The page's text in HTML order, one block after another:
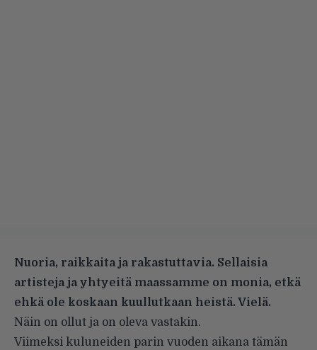
Nuoria, raikkaita ja rakastuttavia. Sellaisia
artisteja ja yhtyeitä maassamme on monia, etkä
ehkä ole koskaan kuullutkaan heistä. Vielä.
Näin on ollut ja on oleva vastakin.
Viimeksi kuluneiden parin vuoden aikana tämän